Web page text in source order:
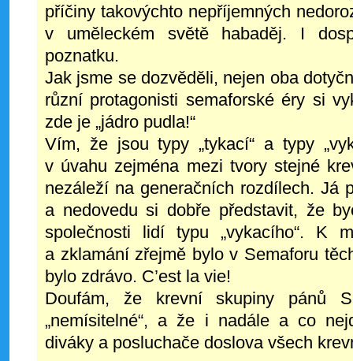
příčiny takovýchto nepříjemných
v uměleckém světě habaděj. I
poznatku.
Jak jsme se dozvěděli, nejen oba
různí protagonisti semaforské éry si
zde je „jádro pudla!“
Vím, že jsou typy „tykací“ a typy
v úvahu zejména mezi tvory stejné
nezáleží na generačních rozdílech. Já
a nedovedu si dobře představit, že
společnosti lidí typu „vykacího“. K
a zklamání zřejmě bylo v Semaforu
bylo zdrávo. C’est la vie!
Doufám, že krevní skupiny pánů
„nemísitelné“, a že i nadále a co
diváky a posluchače doslova všech